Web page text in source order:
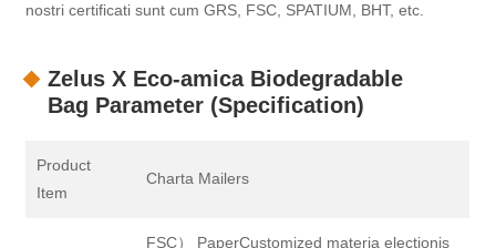
nostri certificati sunt cum GRS, FSC, SPATIUM, BHT, etc.
Zelus X Eco-amica Biodegradable
Bag Parameter (Specification)
Product
Item
Charta Mailers
FSC） PaperCustomized materia electionis